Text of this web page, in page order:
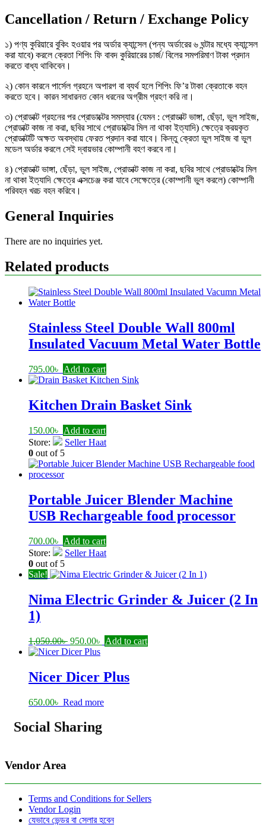
Cancellation / Return / Exchange Policy
১) পণ্য কুরিয়ারে বুকিং হওয়ার পর অর্ডার ক্যান্সেল (পন্য অর্ডারের ৬ ঘন্টার মধ্যে ক্যান্সেল
করা যাবে) করলে ক্রেতা শিপিং ফি বাবদ কুরিয়ারের চার্জ/ বিলের সমপরিমাণ টাকা প্রদান
করতে বাধ্য থাকিবেন।
২) কোন কারনে পার্সেল গ্রহনে অপারগ বা ব্যর্থ হলে শিপিং ফি’র টাকা ক্রেতাকে বহন
করতে হবে। কারন সাধারনত কোন ধরনের অগ্রীম গ্রহণ করি না।
৩) প্রোডাক্ট গ্রহনের পর প্রোডাক্টের সমস্যার (যেমন : প্রোডাক্ট ভাঙ্গা, ছেঁড়া, ভুল সাইজ,
প্রোডাক্ট কাজ না করা, ছবির সাথে প্রোডাক্টের মিল না থাকা ইত্যাদি) ক্ষেত্রে ক্রয়কৃত
প্রোডাক্টটি অক্ষত অবস্থায় ফেরত প্রদান করা যাবে। কিন্তু ক্রেতা ভুল সাইজ বা ভুল
মডেল অর্ডার করলে সেই দ্বায়ভার কোম্পানী বহণ করবে না।
৪) প্রোডাক্ট ভাঙ্গা, ছেঁড়া, ভুল সাইজ, প্রোডাক্ট কাজ না করা, ছবির সাথে প্রোডাক্টের মিল
না থাকা ইত্যাদি ক্ষেত্রে এক্সচেঞ্জ করা যাবে সেক্ষেত্রে (কোম্পানী ভুল করলে) কোম্পানী
পরিবহন খরচ বহন করিবে।
General Inquiries
There are no inquiries yet.
Related products
Stainless Steel Double Wall 800ml
Insulated Vacuum Metal Water Bottle
795.00৳ Add to cart
Kitchen Drain Basket Sink
150.00৳ Add to cart
Store:
Seller Haat
0 out of 5
Portable Juicer Blender Machine
USB Rechargeable food processor
700.00৳ Add to cart
Store:
Seller Haat
0 out of 5
Sale!
Nima Electric Grinder & Juicer (2 In
1)
1,050.00৳ Original
price
1,050.00৳ .
950.00৳
Current
950.00৳ .
Add to cart
Nicer Dicer Plus
650.00৳ Read more
Social Sharing
Vendor Area
Terms and Conditions for Sellers
Vendor Login
যেভাবে ভেন্ডর বা সেলার হবেন